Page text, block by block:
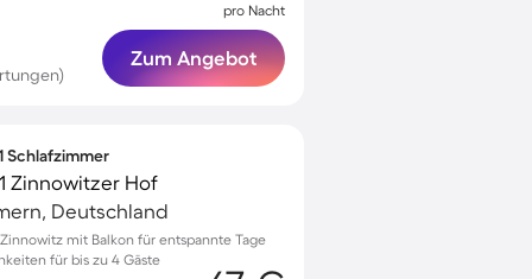
pro Nacht
Zum Angebot
Schlafzimmer
Zinnowitzer Hof
Deutschland
mit Balkon für entspannte Tage
für bis zu 4 Gäste